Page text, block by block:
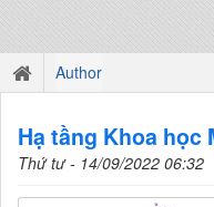
Author
Hạ tầng Khoa học
Thứ tư - 14/09/2022 06:32